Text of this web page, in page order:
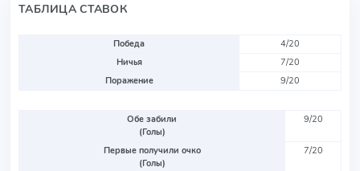
ТАБЛИЦА СТАВОК
Победа
4/20
Ничья
7/20
Поражение
9/20
Обе забили
(Голы)
9/20
Первые получили очко
(Голы)
7/20